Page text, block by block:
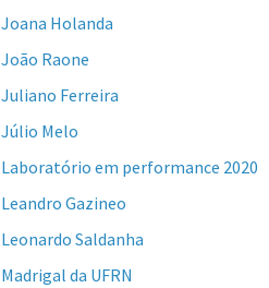
Joana Holanda
João Raone
Juliano Ferreira
Júlio Melo
Laboratório em performance 2020
Leandro Gazineo
Leonardo Saldanha
Madrigal da UFRN